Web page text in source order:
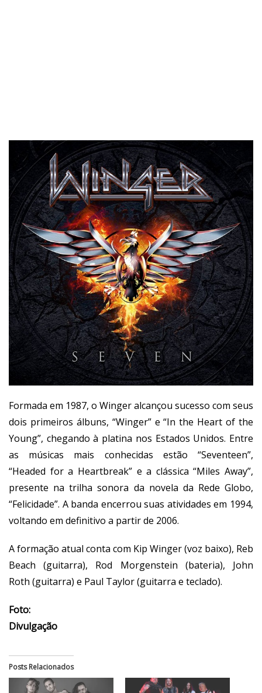
Formada em 1987, o Winger alcançou sucesso com seus
dois primeiros álbuns, “Winger” e “In the Heart of the
Young”, chegando à platina nos Estados Unidos. Entre
as músicas mais conhecidas estão “Seventeen”,
“Headed for a Heartbreak” e a clássica “Miles Away”,
presente na trilha sonora da novela da Rede Globo,
“Felicidade”. A banda encerrou suas atividades em 1994,
voltando em definitivo a partir de 2006.
A formação atual conta com Kip Winger (voz baixo), Reb
Beach (guitarra), Rod Morgenstein (bateria), John
Roth (guitarra) e Paul Taylor (guitarra e teclado).
Foto:
Divulgação
Posts Relacionados